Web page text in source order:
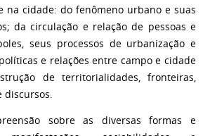
na cidade: do fenômeno urbano e suas
da circulação e relação de pessoas e
seus processos de urbanização e
e relações entre campo e cidade
de territorialidades, fronteiras,
discursos.
sobre as diversas formas e